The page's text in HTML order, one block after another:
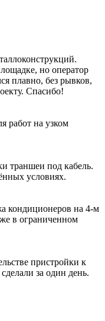
но оператор
плавно, без рывков,
Спасибо!
работ на узком
траншеи под кабель.
условиях.
кондиционеров на 4-м
в ограниченном
пристройки к
за один день.